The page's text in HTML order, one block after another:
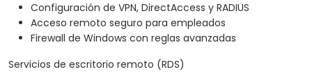
Configuración de VPN, DirectAccess y RADIUS
Acceso remoto seguro para empleados
Firewall de Windows con reglas avanzadas
Servicios de escritorio remoto (RDS)